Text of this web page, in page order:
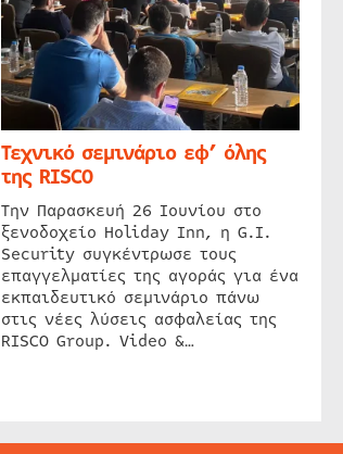
Τεχνικό σεμινάριο εφ’ όλης
της RISCO
Την Παρασκευή 26 Ιουνίου στο
ξενοδοχείο Holiday Inn, η G.I.
Security συγκέντρωσε τους
επαγγελματίες της αγοράς για ένα
εκπαιδευτικό σεμινάριο πάνω
στις νέες λύσεις ασφαλείας της
RISCO Group. Video &…